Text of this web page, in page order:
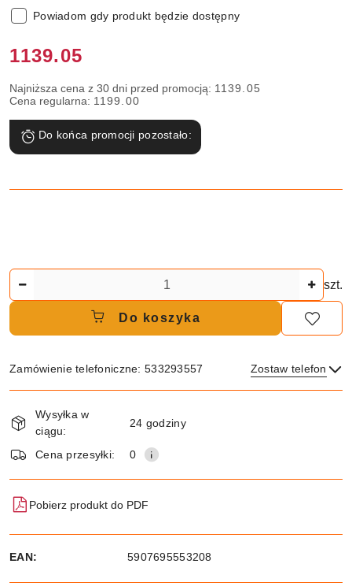
Powiadom gdy produkt będzie dostępny
Cena:
1139.05
Najniższa cena z 30 dni przed promocją: 1139.05
Cena regularna: 1199.00
Do końca promocji pozostało:
szt.
Do koszyka
Zamówienie telefoniczne: 533293557 Zostaw telefon
i
dostawa
Wysyłka w
ciągu:
24 godziny
Cena przesyłki: 0
Pobierz produkt do PDF
EAN: 5907695553208